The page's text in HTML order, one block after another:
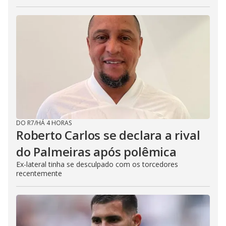
DO R7/HÁ 4 HORAS
Roberto Carlos se declara a rival
do Palmeiras após polêmica
Ex-lateral tinha se desculpado com os torcedores
recentemente